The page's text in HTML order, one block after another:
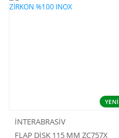
YENİ
İNTERABRASİV
FLAP DİSK 115 MM ZC757X